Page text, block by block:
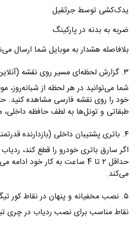
یدک‌کشی توسط جرثقیل
ضربه به بدنه در پارکینگ
بلافاصله هشدار به موبایل شما ارسال
۳. گزارش لحظه‌ای مسیر روی نقشه (آنلاین)
شما می‌توانید در هر لحظه از شبانه‌روز،
خود را روی نقشه فارسی مشاهده کنید.
طبقاتی و تونل‌ها به لطف حافظه
۴. باتری پشتیبان داخلی (بازدارنده قدرتمند)
اگر سارق باتری خودرو را قطع کند،
حداقل ۲ تا 4 ساعت به کار خود
می‌کند.
۵. نصب مخفیانه و پنهان در نقاط کور تیگو
نقاط مناسب برای نصب ردیاب در چری